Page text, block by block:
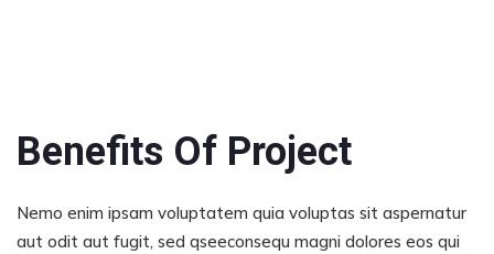
Benefits Of Project
Nemo enim ipsam voluptatem quia voluptas sit aspernatur
aut odit aut fugit, sed qseeconsequ magni dolores eos qui